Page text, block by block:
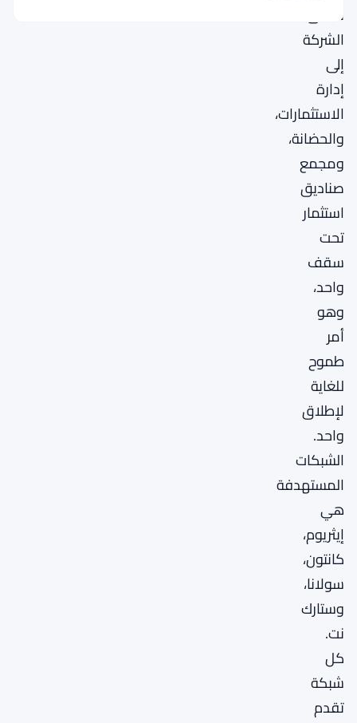
تسعى
الشركة
إلى
إدارة
الاستثمارات،
والحضانة،
ومجمع
صناديق
استثمار
تحت
سقف
واحد،
وهو
أمر
طموح
للغاية
لإطلاق
واحد.
الشبكات
المستهدفة
هي
إيثريوم،
كانتون،
سولانا،
وستارك
نت.
كل
شبكة
تقدم